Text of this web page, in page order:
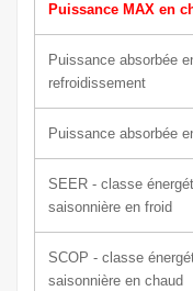
Puissance MAX en
Puissance absorbée
refroidissement
Puissance absorbée
SEER - classe
saisonnière en froid
SCOP - classe
saisonnière en chaud